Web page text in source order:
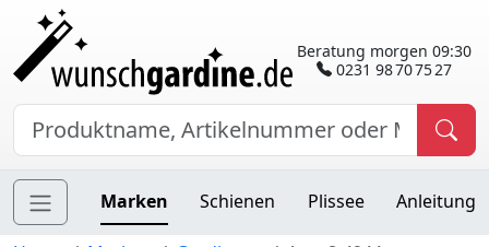
Beratung morgen 09:30
0231 98 70 75 27
Marken Schienen Plissee Anleitung